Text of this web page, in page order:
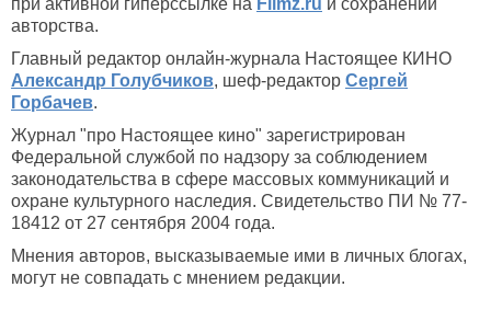
при активной гиперссылке на Filmz.ru и сохранении
авторства.
Главный редактор онлайн-журнала Настоящее КИНО
Александр Голубчиков, шеф-редактор Сергей
Горбачев.
Журнал "про Настоящее кино" зарегистрирован
Федеральной службой по надзору за соблюдением
законодательства в сфере массовых коммуникаций и
охране культурного наследия. Свидетельство ПИ № 77-
18412 от 27 сентября 2004 года.
Мнения авторов, высказываемые ими в личных блогах,
могут не совпадать с мнением редакции.